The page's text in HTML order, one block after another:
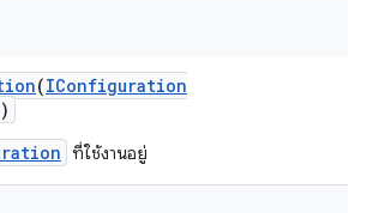
(IConfiguration
ที่ใช้งานอยู่